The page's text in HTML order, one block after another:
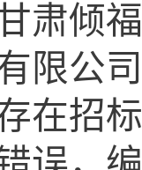
肃倾
限公司
在招